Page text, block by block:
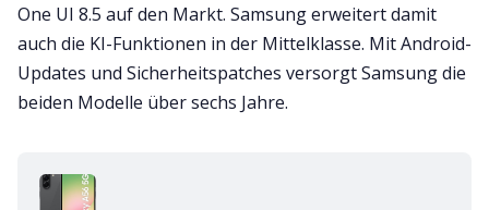
One UI 8.5 auf den Markt. Samsung erweitert damit
auch die KI-Funktionen in der Mittelklasse. Mit Android-
Updates und Sicherheitspatches versorgt Samsung die
beiden Modelle über sechs Jahre.